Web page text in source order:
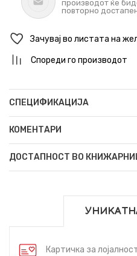
производот ќе
повторно
Зачувај во листата на
Спореди го производот
СПЕЦИФИКАЦИЈА
КОМЕНТАРИ
ДОСТАПНОСТ ВО
Картичка за